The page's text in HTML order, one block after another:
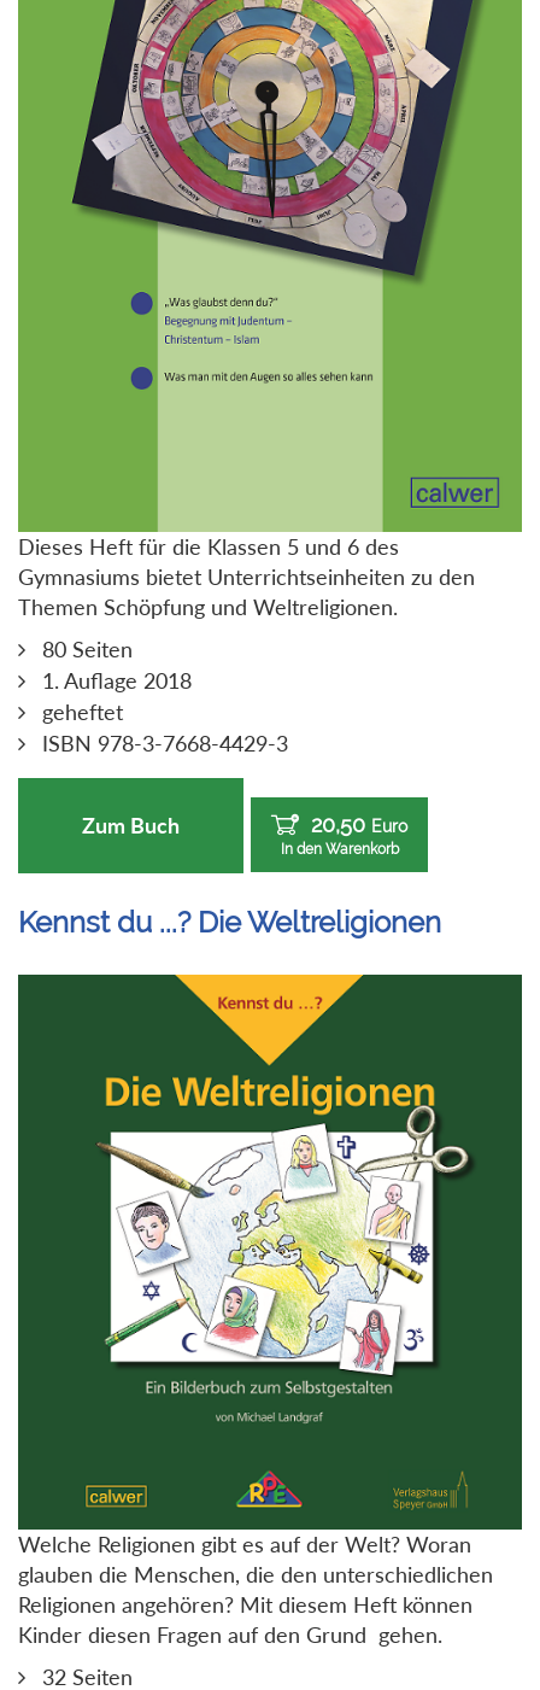
Dieses Heft für die Klassen 5 und 6 des
Gymnasiums bietet Unterrichtseinheiten zu den
Themen Schöpfung und Weltreligionen.
80 Seiten
1. Auflage 2018
geheftet
ISBN 978-3-7668-4429-3
Zum Buch 20,50 Euro
In den Warenkorb
Kennst du ...? Die Weltreligionen
Welche Religionen gibt es auf der Welt? Woran
glauben die Menschen, die den unterschiedlichen
Religionen angehören? Mit diesem Heft können
Kinder diesen Fragen auf den Grund gehen.
32 Seiten